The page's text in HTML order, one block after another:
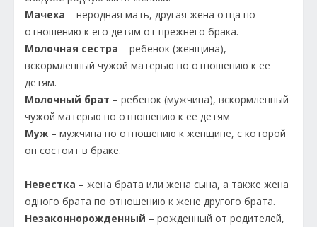
Мачеха – неродная мать, другая жена отца по
отношению к его детям от прежнего брака.
Молочная сестра – ребенок (женщина),
вскормленный чужой матерью по отношению к ее
детям.
Молочный брат – ребенок (мужчина), вскормленный
чужой матерью по отношению к ее детям
Муж – мужчина по отношению к женщине, с которой
он состоит в браке.
Невестка – жена брата или жена сына, а также жена
одного брата по отношению к жене другого брата.
Незаконнорожденный – рожденный от родителей,